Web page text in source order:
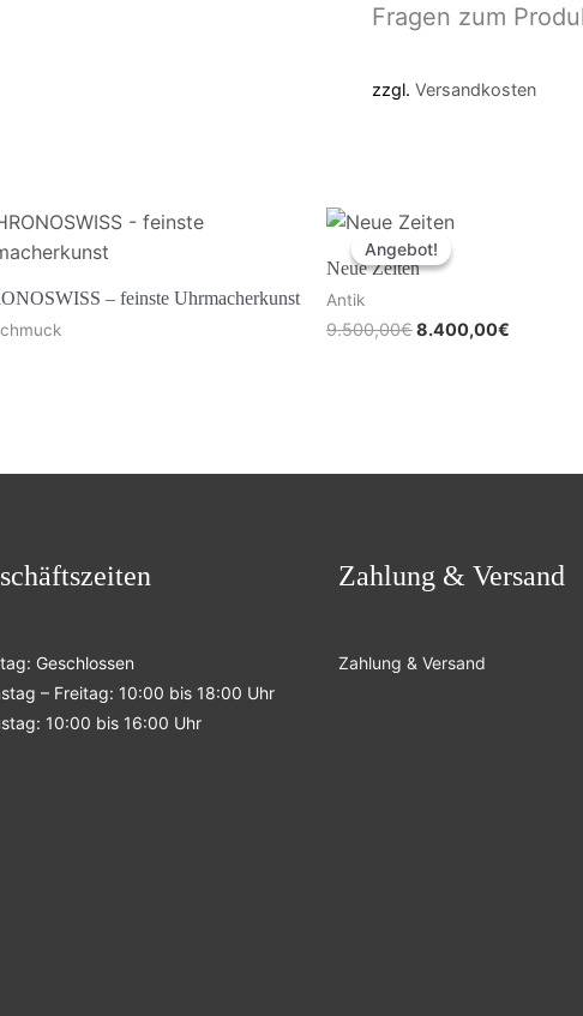
Fragen zum
zzgl. Versandkosten
– feinste Uhrmacherkunst
Angebot!
Angebot!
Neue Zeiten
Antik
9.500,00€8.400,00€
Geschlossen
– Freitag: 10:00 bis 18:00 Uhr
10:00 bis 16:00 Uhr
Zahlung & Versand
Zahlung & Versand